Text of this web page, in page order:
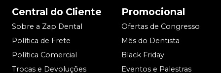
Central do Cliente
Sobre a Zap Dental
Política de Frete
Política Comercial
Trocas e Devoluções
Promocional
Ofertas de Congresso
Mês do Dentista
Black Friday
Eventos e Palestras